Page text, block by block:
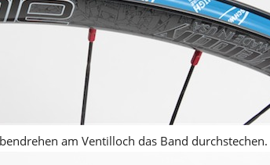
am Ventilloch das Band